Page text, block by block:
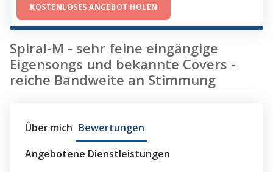
KOSTENLOSES ANGEBOT HOLEN
Spiral-M - sehr feine eingängige
Eigensongs und bekannte Covers -
reiche Bandweite an Stimmung
Über mich Bewertungen
Angebotene Dienstleistungen